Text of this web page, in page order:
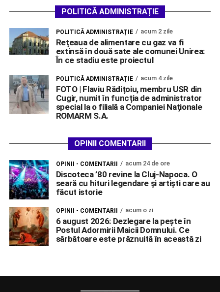
POLITICĂ ADMINISTRAȚIE
POLITICĂ ADMINISTRAȚIE acum 2 zile
Rețeaua de alimentare cu gaz va fi
extinsă în două sate ale comunei Unirea:
În ce stadiu este proiectul
POLITICĂ ADMINISTRAȚIE acum 4 zile
FOTO | Flaviu Rădițoiu, membru USR din
Cugir, numit în funcția de administrator
special la o filială a Companiei Naționale
ROMARM S.A.
OPINII COMENTARII
OPINII - COMENTARII acum 24 de ore
Discoteca ’80 revine la Cluj-Napoca. O
seară cu hituri legendare și artiști care au
făcut istorie
OPINII - COMENTARII acum o zi
6 august 2026: Dezlegare la pește în
Postul Adormirii Maicii Domnului. Ce
sărbătoare este prăznuită în această zi